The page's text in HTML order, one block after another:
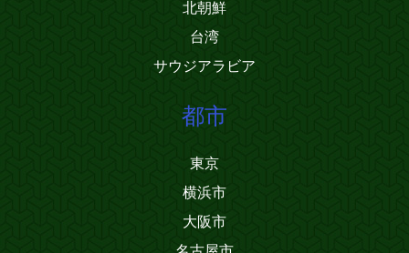
北朝鮮
台湾
サウジアラビア
都市
東京
横浜市
大阪市